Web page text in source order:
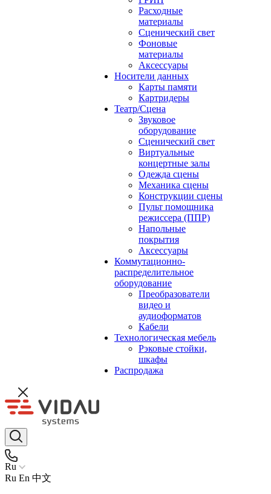
Расходные
материалы
Сценический свет
Фоновые
материалы
Аксессуары
Носители данных
Карты памяти
Картридеры
Театр/Сцена
Звуковое
оборудование
Сценический свет
Виртуальные
концертные залы
Одежда сцены
Механика сцены
Конструкции сцены
Пульт помощника
режиссера (ППР)
Напольные
покрытия
Аксессуары
Коммутационно-
распределительное
оборудование
Преобразователи
видео и
аудиоформатов
Кабели
Технологическая мебель
Рэковые стойки,
шкафы
Распродажа
Ru
Ru En 中文